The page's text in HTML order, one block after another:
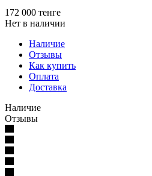
172 000 тенге
Нет в наличии
Наличие
Отзывы
Как купить
Оплата
Доставка
Наличие
Отзывы